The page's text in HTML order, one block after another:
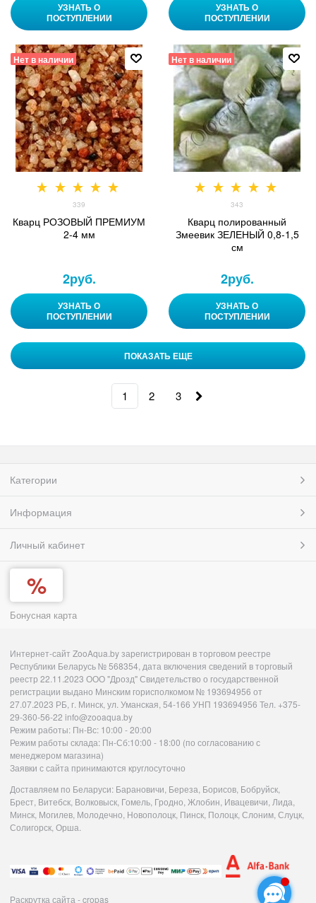
УЗНАТЬ О
ПОСТУПЛЕНИИ
УЗНАТЬ О
ПОСТУПЛЕНИИ
Нет в наличии
339
Кварц РОЗОВЫЙ ПРЕМИУМ
2-4 мм
2руб.
УЗНАТЬ О
ПОСТУПЛЕНИИ
Нет в наличии
343
Кварц полированный
Змеевик ЗЕЛЕНЫЙ 0,8-1,5
см
2руб.
УЗНАТЬ О
ПОСТУПЛЕНИИ
ПОКАЗАТЬ ЕЩЕ
1 2 3
Категории
Информация
Личный кабинет
Бонусная карта
Интернет-сайт ZooAqua.by зарегистрирован в торговом реестре
Республики Беларусь № 568354, дата включения сведений в торговый
реестр 22.11.2023 ООО "Дрозд" Свидетельство о государственной
регистрации выдано Минским горисполкомом № 193694956 от
27.07.2023 РБ, г. Минск, ул. Уманская, 54-166 УНП 193694956 Тел. +375-
29-360-56-22 info@zooaqua.by
Режим работы: Пн-Вс: 10:00 - 20:00
Режим работы склада: Пн-Сб:10:00 - 18:00 (по согласованию с
менеджером магазина)
Заявки с сайта принимаются круглосуточно
Доставляем по Беларуси: Барановичи, Береза, Борисов, Бобруйск,
Брест, Витебск, Волковыск, Гомель, Гродно, Жлобин, Ивацевичи, Лида,
Минск, Могилев, Молодечно, Новополоцк, Пинск, Полоцк, Слоним, Слуцк,
Солигорск, Орша.
Раскрутка сайта - cropas